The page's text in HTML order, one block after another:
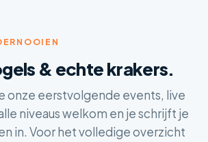
& echte krakers.
onze eerstvolgende events, live
niveaus welkom en je schrijft je
in. Voor het volledige overzicht